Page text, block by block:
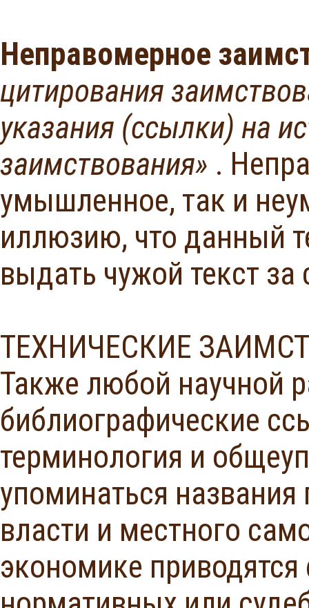
Неправомерное
цитирования
указания (ссылки) на
заимствования» .
умышленное, так и
иллюзию, что данный
выдать чужой текст за
ТЕХНИЧЕСКИЕ
Также любой научной
библиографические
терминология и
упоминаться
власти и местного
экономике